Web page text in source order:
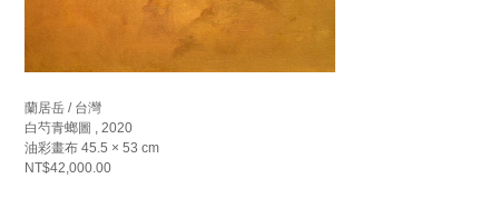
蘭居岳 / 台灣
白芍青螂圖 , 2020
油彩畫布 45.5 × 53 cm
NT$42,000.00